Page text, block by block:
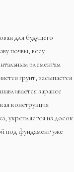
для будущего
почвы, весу
элементам
грунт, засыпается
заранее
конструкция
укрепляется из досок
под фундамент уже